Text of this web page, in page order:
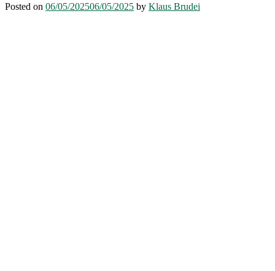
Posted on 06/05/202506/05/2025 by Klaus Brudei